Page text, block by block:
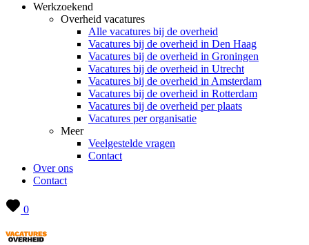
Werkzoekend
Overheid vacatures
Alle vacatures bij de overheid
Vacatures bij de overheid in Den Haag
Vacatures bij de overheid in Groningen
Vacatures bij de overheid in Utrecht
Vacatures bij de overheid in Amsterdam
Vacatures bij de overheid in Rotterdam
Vacatures bij de overheid per plaats
Vacatures per organisatie
Meer
Veelgestelde vragen
Contact
Over ons
Contact
0